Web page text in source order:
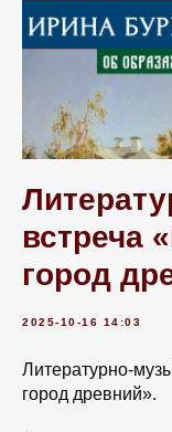
встреча
город
2025-10-16 14:03
Литературно-
город древний».